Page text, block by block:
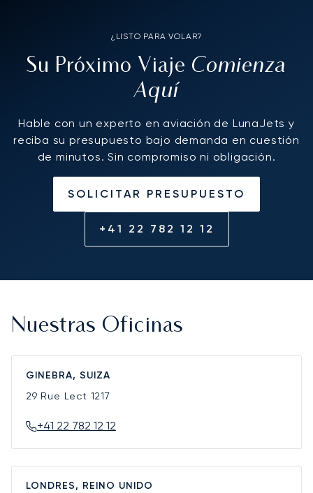
¿LISTO PARA VOLAR?
Su Próximo Viaje Comienza
Aquí
Hable con un experto en aviación de LunaJets y
reciba su presupuesto bajo demanda en cuestión
de minutos. Sin compromiso ni obligación.
SOLICITAR PRESUPUESTO
+41 22 782 12 12
Nuestras Oficinas
GINEBRA, SUIZA
29 Rue Lect 1217
+41 22 782 12 12
LONDRES, REINO UNIDO